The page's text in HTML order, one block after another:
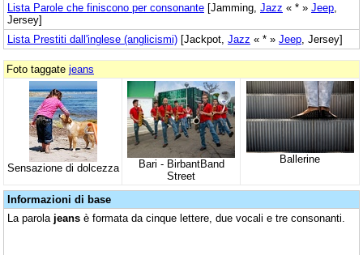
Lista Parole che finiscono per consonante [Jamming, Jazz « * » Jeep
Jersey]
Lista Prestiti dall'inglese (anglicismi) [Jackpot, Jazz « * » Jeep , Jersey]
Foto taggate jeans
Sensazione di dolcezza
Bari - BirbantBand
Street
Ballerine
Informazioni di base
La parola jeans è formata da cinque lettere, due vocali e tre consonanti.